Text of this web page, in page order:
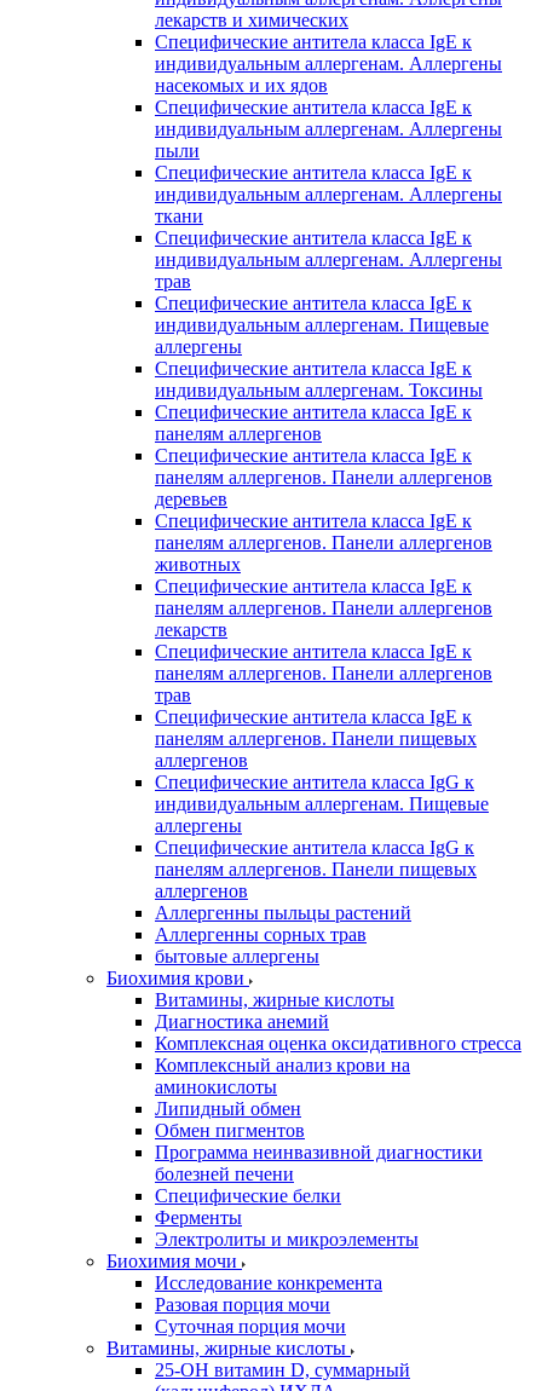
лекарств и химических
Специфические антитела класса IgE к
индивидуальным аллергенам. Аллергены
насекомых и их ядов
Специфические антитела класса IgE к
индивидуальным аллергенам. Аллергены
пыли
Специфические антитела класса IgE к
индивидуальным аллергенам. Аллергены
ткани
Специфические антитела класса IgE к
индивидуальным аллергенам. Аллергены
трав
Специфические антитела класса IgE к
индивидуальным аллергенам. Пищевые
аллергены
Специфические антитела класса IgE к
индивидуальным аллергенам. Токсины
Специфические антитела класса IgE к
панелям аллергенов
Специфические антитела класса IgE к
панелям аллергенов. Панели аллергенов
деревьев
Специфические антитела класса IgE к
панелям аллергенов. Панели аллергенов
животных
Специфические антитела класса IgE к
панелям аллергенов. Панели аллергенов
лекарств
Специфические антитела класса IgE к
панелям аллергенов. Панели аллергенов
трав
Специфические антитела класса IgE к
панелям аллергенов. Панели пищевых
аллергенов
Специфические антитела класса IgG к
индивидуальным аллергенам. Пищевые
аллергены
Специфические антитела класса IgG к
панелям аллергенов. Панели пищевых
аллергенов
Аллергенны пыльцы растений
Аллергенны сорных трав
бытовые аллергены
Биохимия крови
Витамины, жирные кислоты
Диагностика анемий
Комплексная оценка оксидативного стресса
Комплексный анализ крови на
аминокислоты
Липидный обмен
Обмен пигментов
Программа неинвазивной диагностики
болезней печени
Специфические белки
Ферменты
Электролиты и микроэлементы
Биохимия мочи
Исследование конкремента
Разовая порция мочи
Суточная порция мочи
Витамины, жирные кислоты
25-OH витамин D, суммарный